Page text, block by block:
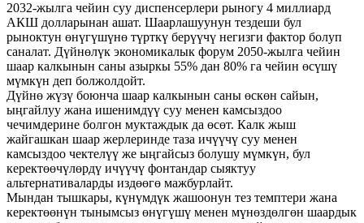
2032-жылга чейин суу диспенсерлери рыногу 4 миллиард
АКШ долларынан ашат. Шаарлашуунун тездеши бул
рыноктун өнүгүшүнө түрткү берүүчү негизги фактор болуп
саналат. Дүйнөлүк экономикалык форум 2050-жылга чейин
шаар калкынын саны азыркы 55% дан 80% га чейин өсүшү
мүмкүн деп болжолдойт.
Дүйнө жүзү боюнча шаар калкынын саны өскөн сайын,
ыңгайлуу жана ишенимдүү суу менен камсыздоо
чечимдерине болгон муктаждык да өсөт. Калк жыш
жайгашкан шаар жерлеринде таза ичүүчү суу менен
камсыздоо чектелүү же ыңгайсыз болушу мүмкүн, бул
керектөөчүлөрдү ичүүчү фонтандар сыяктуу
альтернативаларды издөөгө мажбурлайт.
Мындан тышкары, күнүмдүк жашоонун тез темптери жана
керектөөнүн тынымсыз өнүгүшү менен мүнөздөлгөн шаардык